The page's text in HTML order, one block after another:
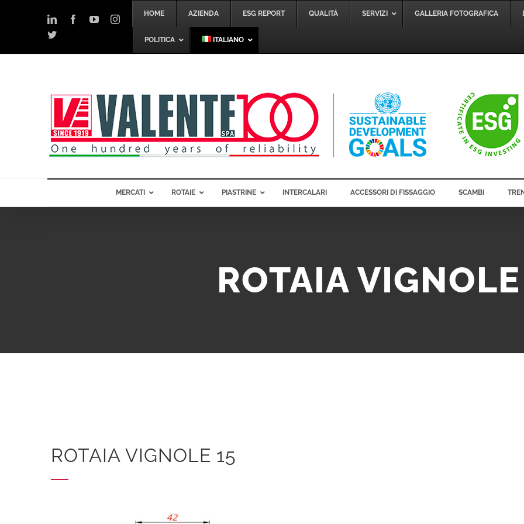
LinkedInFacebookYouTubeInstagram
Twitter
HOME AZIENDA ESG REPORT QUALITÁ SERVIZI GALLERIA FOTOGRAFICA
POLITICA ITALIANO
MERCATI ROTAIE PIASTRINE INTERCALARI ACCESSORI DI FISSAGGIO SCAMBI
ROTAIA
ROTAIA VIGNOLE 15